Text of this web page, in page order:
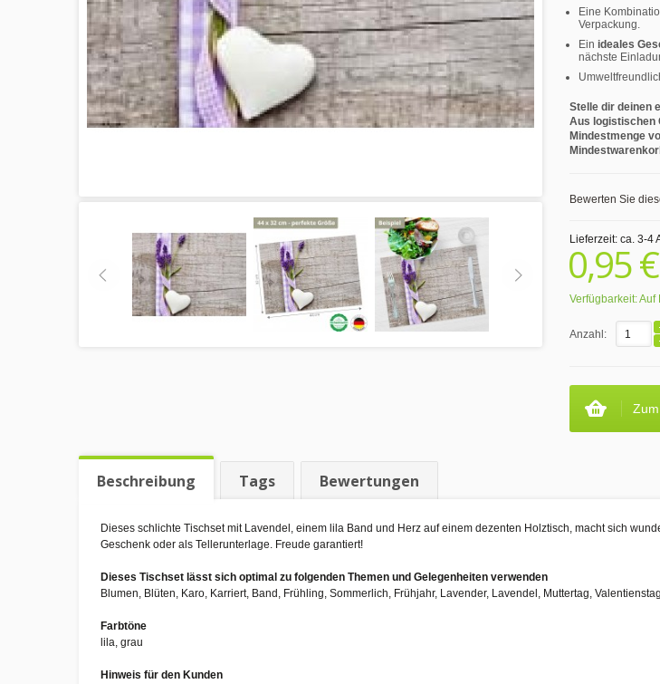
Eine
Verpackung.
Ein ideales
nächste
Stelle dir deinen
Aus logistischen
Mindestmenge
Bewerten Sie
Lieferzeit: ca. 3-4
0,95 €
Verfügbarkeit:Auf
Anzahl:
Beschreibung Tags Bewertungen
Dieses schlichte Tischset mit Lavendel, einem lila Band und Herz auf einem dezenten Holztisch, macht sich
Geschenk oder als Tellerunterlage. Freude garantiert!
Dieses Tischset lässt sich optimal zu folgenden Themen und Gelegenheiten verwenden
Blumen, Blüten, Karo, Karriert, Band, Frühling, Sommerlich, Frühjahr, Lavender, Lavendel, Muttertag,
Farbtöne
lila, grau
Hinweis für den Kunden